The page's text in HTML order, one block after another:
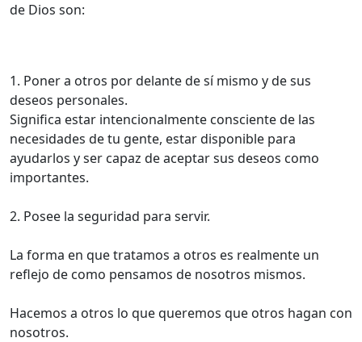
de Dios son:
1. Poner a otros por delante de sí mismo y de sus
deseos personales.
Significa estar intencionalmente consciente de las
necesidades de tu gente, estar disponible para
ayudarlos y ser capaz de aceptar sus deseos como
importantes.
2. Posee la seguridad para servir.
La forma en que tratamos a otros es realmente un
reflejo de como pensamos de nosotros mismos.
Hacemos a otros lo que queremos que otros hagan con
nosotros.